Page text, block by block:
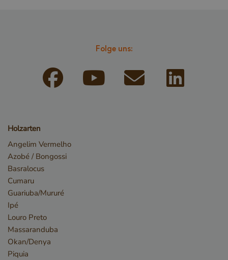
Folge uns:
Holzarten
Angelim Vermelho
Azobé / Bongossi
Basralocus
Cumaru
Guariuba/Mururé
Ipé
Louro Preto
Massaranduba
Okan/Denya
Piquia
_GRECAPTCHA
Google LLC
www.google.com